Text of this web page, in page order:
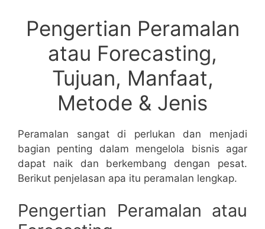
Pengertian Peramalan
atau Forecasting,
Tujuan, Manfaat,
Metode & Jenis
Peramalan sangat di perlukan dan menjadi
bagian penting dalam mengelola bisnis agar
dapat naik dan berkembang dengan pesat.
Berikut penjelasan apa itu peramalan lengkap.
Pengertian Peramalan atau